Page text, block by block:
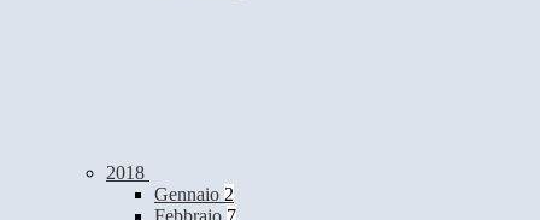
2018
Gennaio 2